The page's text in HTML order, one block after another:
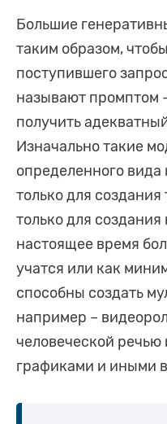
Большие
таким образом,
поступившего
называют промптом
получить
Изначально такие
определенного
только для создания
только для
настоящее время
учатся или как
способны создать
например –
человеческой речью
графиками и иными